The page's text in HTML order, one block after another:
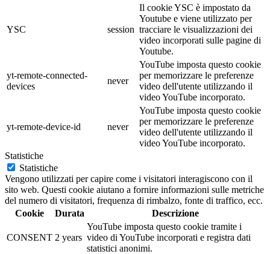
YSC session
Il cookie YSC è impostato da
Youtube e viene utilizzato per
tracciare le visualizzazioni dei
video incorporati sulle pagine di
Youtube.
yt-remote-connected-
devices
never
YouTube imposta questo cookie
per memorizzare le preferenze
video dell'utente utilizzando il
video YouTube incorporato.
yt-remote-device-id never
YouTube imposta questo cookie
per memorizzare le preferenze
video dell'utente utilizzando il
video YouTube incorporato.
Statistiche
Statistiche
Vengono utilizzati per capire come i visitatori interagiscono con il
sito web. Questi cookie aiutano a fornire informazioni sulle metriche
del numero di visitatori, frequenza di rimbalzo, fonte di traffico, ecc.
Cookie
Durata Descrizione
CONSENT 2 years
YouTube imposta questo cookie tramite i
video di YouTube incorporati e registra dati
statistici anonimi.